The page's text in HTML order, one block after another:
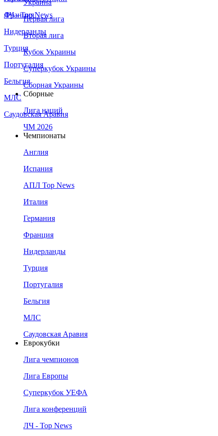
Франция
Нидерланды
Турция
Португалия
Бельгия
МЛС
Саудовская Аравия
ЛЧ - Top News
Украина
Первая лига
Вторая лига
Кубок Украины
Суперкубок Украины
Сборная Украины
Сборные
Лига наций
ЧМ 2026
Чемпионаты
Англия
Испания
АПЛ Top News
Италия
Германия
Франция
Нидерланды
Турция
Португалия
Бельгия
МЛС
Саудовская Аравия
Еврокубки
Лига чемпионов
Лига Европы
Суперкубок УЕФА
Лига конференций
ЛЧ - Top News